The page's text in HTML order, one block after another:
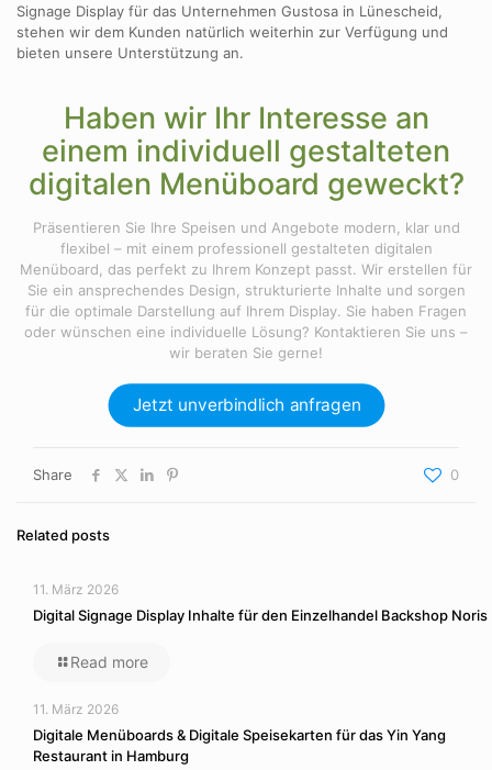
Signage Display für das Unternehmen Gustosa in Lünescheid,
stehen wir dem Kunden natürlich weiterhin zur Verfügung und
bieten unsere Unterstützung an.
Haben wir Ihr Interesse an
einem individuell gestalteten
digitalen Menüboard geweckt?
Präsentieren Sie Ihre Speisen und Angebote modern, klar und
flexibel – mit einem professionell gestalteten digitalen
Menüboard, das perfekt zu Ihrem Konzept passt. Wir erstellen für
Sie ein ansprechendes Design, strukturierte Inhalte und sorgen
für die optimale Darstellung auf Ihrem Display. Sie haben Fragen
oder wünschen eine individuelle Lösung? Kontaktieren Sie uns –
wir beraten Sie gerne!
Jetzt unverbindlich anfragen
Share 0
Related posts
11. März 2026
Digital Signage Display Inhalte für den Einzelhandel Backshop Noris
Read more
11. März 2026
Digitale Menüboards & Digitale Speisekarten für das Yin Yang
Restaurant in Hamburg